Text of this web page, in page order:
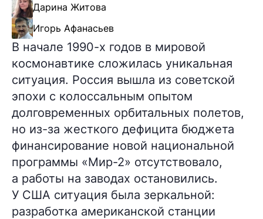
Дарина Житова
Игорь Афанасьев
В начале 1990-х годов в мировой
космонавтике сложилась уникальная
ситуация. Россия вышла из советской
эпохи с колоссальным опытом
долговременных орбитальных полетов,
но из-за жесткого дефицита бюджета
финансирование новой национальной
программы «Мир-2» отсутствовало,
а работы на заводах остановились.
У США ситуация была зеркальной:
разработка американской станции